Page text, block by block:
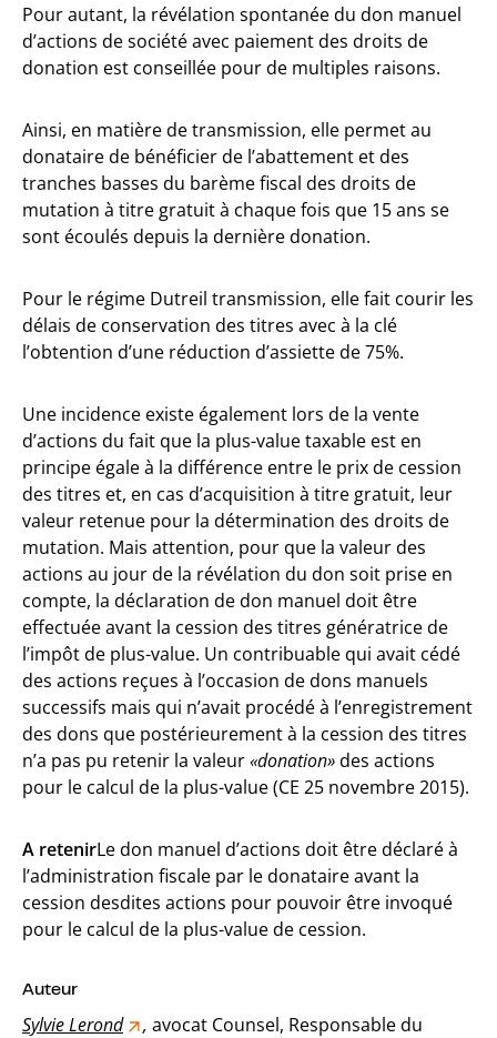
Pour autant, la révélation spontanée du don manuel
d’actions de société avec paiement des droits de
donation est conseillée pour de multiples raisons.
Ainsi, en matière de transmission, elle permet au
donataire de bénéficier de l’abattement et des
tranches basses du barème fiscal des droits de
mutation à titre gratuit à chaque fois que 15 ans se
sont écoulés depuis la dernière donation.
Pour le régime Dutreil transmission, elle fait courir les
délais de conservation des titres avec à la clé
l’obtention d’une réduction d’assiette de 75%.
Une incidence existe également lors de la vente
d’actions du fait que la plus-value taxable est en
principe égale à la différence entre le prix de cession
des titres et, en cas d’acquisition à titre gratuit, leur
valeur retenue pour la détermination des droits de
mutation. Mais attention, pour que la valeur des
actions au jour de la révélation du don soit prise en
compte, la déclaration de don manuel doit être
effectuée avant la cession des titres génératrice de
l’impôt de plus-value. Un contribuable qui avait cédé
des actions reçues à l’occasion de dons manuels
successifs mais qui n’avait procédé à l’enregistrement
des dons que postérieurement à la cession des titres
n’a pas pu retenir la valeur«donation»des actions
pour le calcul de la plus-value (CE 25 novembre 2015).
A retenirLe don manuel d’actions doit être déclaré à
l’administration fiscale par le donataire avant la
cession desdites actions pour pouvoir être invoqué
pour le calcul de la plus-value de cession.
Auteur
Sylvie Lerond , avocat Counsel, Responsable du